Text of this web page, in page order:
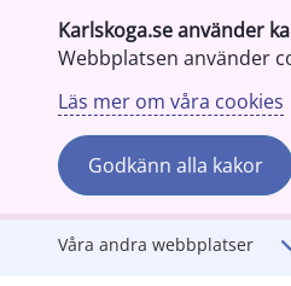
Karlskoga.se använder
Webbplatsen använder
Läs mer om våra cookies
Godkänn alla kakor
Gå till innehåll
Våra andra webbplatser